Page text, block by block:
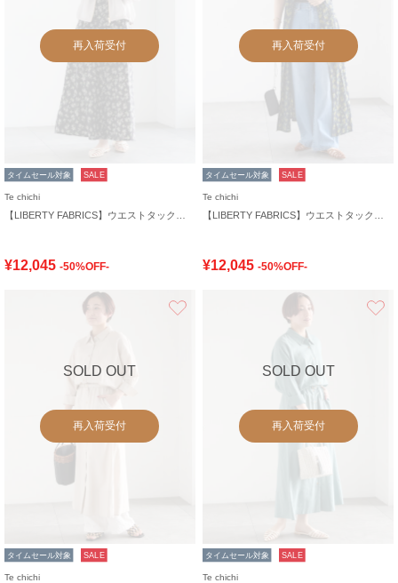
再入荷受付
タイムセール対象 SALE
Te chichi
¥12,045 -50%OFF-
再入荷受付
タイムセール対象 SALE
Te chichi
¥12,045 -50%OFF-
SOLD OUT
再入荷受付
タイムセール対象 SALE
Te chichi
SOLD OUT
再入荷受付
タイムセール対象 SALE
Te chichi